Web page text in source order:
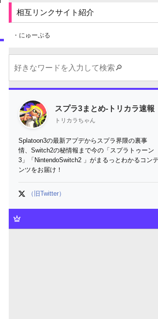
相互リンクサイト紹介
・にゅーぷる
スプラ3まとめ-トリカラ速報
トリカラちゃん
Splatoon3の最新アプデからスプラ界隈の裏事
情、Switch2の秘情報まで今の「スプラトゥーン
3」「NintendoSwitch2 」がまるっとわかるコンテ
ンツをお届け！
（旧Twitter）